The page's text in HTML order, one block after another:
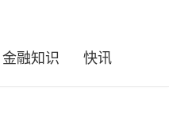
金融知识 快讯